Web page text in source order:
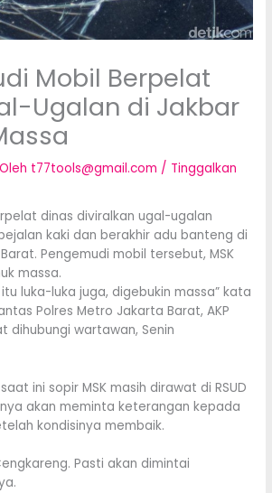
Mobil Berpelat
Ugalan di Jakbar
t77tools@gmail.com / Tinggalkan
dinas diviralkan ugal-ugalan
kaki dan berakhir adu banteng di
Pengemudi mobil tersebut, MSK
massa.
luka-luka juga, digebukin massa” kata
Polres Metro Jakarta Barat, AKP
dihubungi wartawan, Senin
ini sopir MSK masih dirawat di RSUD
akan meminta keterangan kepada
kondisinya membaik.
Pasti akan dimintai